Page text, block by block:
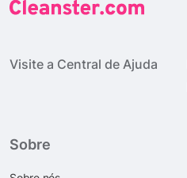
Visite a Central de Ajuda
Sobre